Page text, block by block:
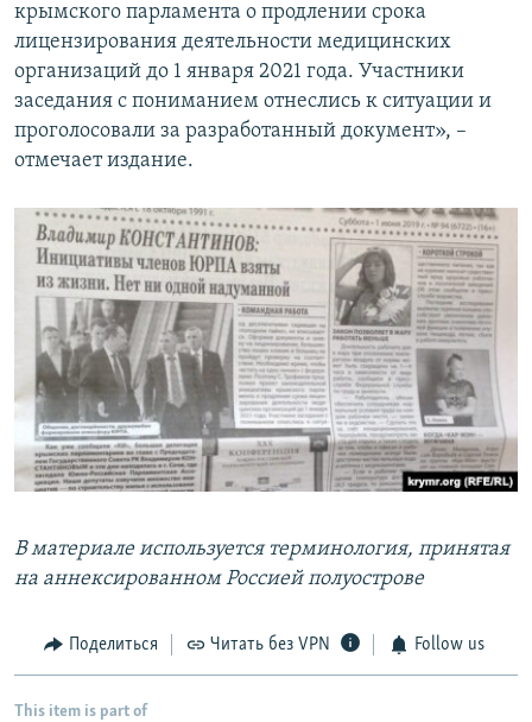
крымского парламента о продлении срока
лицензирования деятельности медицинских
организаций до 1 января 2021 года. Участники
заседания с пониманием отнеслись к ситуации и
проголосовали за разработанный документ», –
отмечает издание.
В материале используется терминология, принятая
на аннексированном Россией полуострове
Поделиться Читать без VPN Follow us
This item is part of